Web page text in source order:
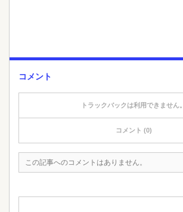
コメント
トラックバックは利用できません。
コメント (0)
この記事へのコメントはありません。